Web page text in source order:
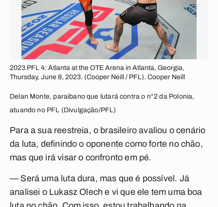
2023 PFL 4: Atlanta at the OTE Arena in Atlanta, Georgia,
Thursday, June 8, 2023. (Cooper Neill / PFL). Cooper Neill
Delan Monte, paraibano que lutará contra o n°2 da Polonia,
atuando no PFL (Divulgação/PFL)
Para a sua reestreia, o brasileiro avaliou o cenário
da luta, definindo o oponente como forte no chão,
mas que irá visar o confronto em pé.
— Será uma luta dura, mas que é possível. Já
analisei o Lukasz Olech e vi que ele tem uma boa